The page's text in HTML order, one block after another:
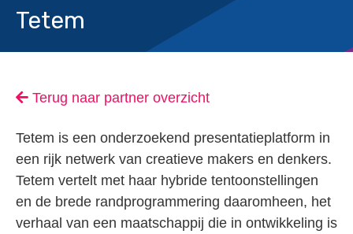
Tetem
Terug naar partner overzicht
Tetem is een onderzoekend presentatieplatform in
een rijk netwerk van creatieve makers en denkers.
Tetem vertelt met haar hybride tentoonstellingen
en de brede randprogrammering daaromheen, het
verhaal van een maatschappij die in ontwikkeling is